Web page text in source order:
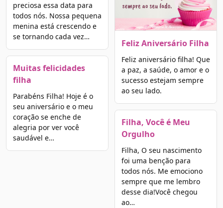
preciosa essa data para
todos nós. Nossa pequena
menina está crescendo e
se tornando cada vez…
Muitas felicidades
filha
Parabéns Filha! Hoje é o
seu aniversário e o meu
coração se enche de
alegria por ver você
saudável e…
Feliz Aniversário Filha
Feliz aniversário filha! Que
a paz, a saúde, o amor e o
sucesso estejam sempre
ao seu lado.
Filha, Você é Meu
Orgulho
Filha, O seu nascimento
foi uma benção para
todos nós. Me emociono
sempre que me lembro
desse dia!Você chegou
ao…